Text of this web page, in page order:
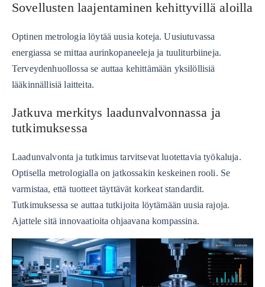
Sovellusten laajentaminen kehittyvillä aloilla
Optinen metrologia löytää uusia koteja. Uusiutuvassa
energiassa se mittaa aurinkopaneeleja ja tuuliturbiineja.
Terveydenhuollossa se auttaa kehittämään yksilöllisiä
lääkinnällisiä laitteita.
Jatkuva merkitys laadunvalvonnassa ja
tutkimuksessa
Laadunvalvonta ja tutkimus tarvitsevat luotettavia työkaluja.
Optisella metrologialla on jatkossakin keskeinen rooli. Se
varmistaa, että tuotteet täyttävät korkeat standardit.
Tutkimuksessa se auttaa tutkijoita löytämään uusia rajoja.
Ajattele sitä innovaatioita ohjaavana kompassina.